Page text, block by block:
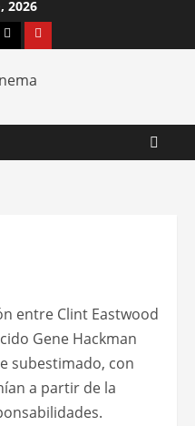
2026
X Youtube
entre Clint Eastwood
Gene Hackman
subestimado, con
a partir de la